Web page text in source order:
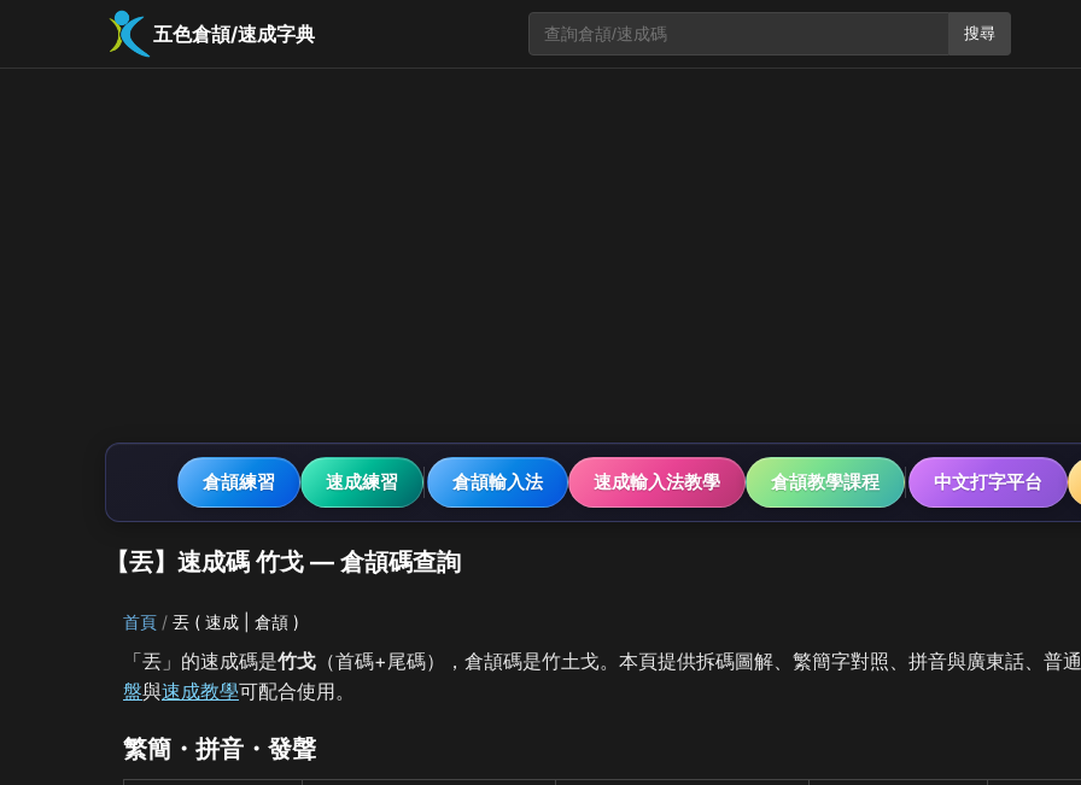
五色倉頡/速成字典 搜尋
倉頡練習 速成練習 倉頡輸入法 速成輸入法教學 倉頡教學課程 中文打字平台
【丟】速成碼 竹戈 — 倉頡碼查詢
首頁 丟 ( 速成 | 倉頡 )
「丟」的速成碼是竹戈 （首碼+尾碼），倉頡碼是竹土戈。本頁提供拆碼圖解、繁簡字對照、拼音與廣東話、普
盤與速成教學可配合使用。
繁簡・拼音・發聲